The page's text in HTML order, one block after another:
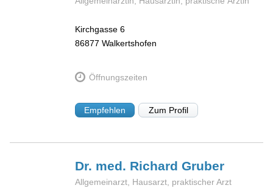
Kirchgasse 6
86877 Walkertshofen
Öffnungszeiten
Empfehlen Zum Profil
Dr. med. RichardGruber
Allgemeinarzt, Hausarzt, praktischer Arzt